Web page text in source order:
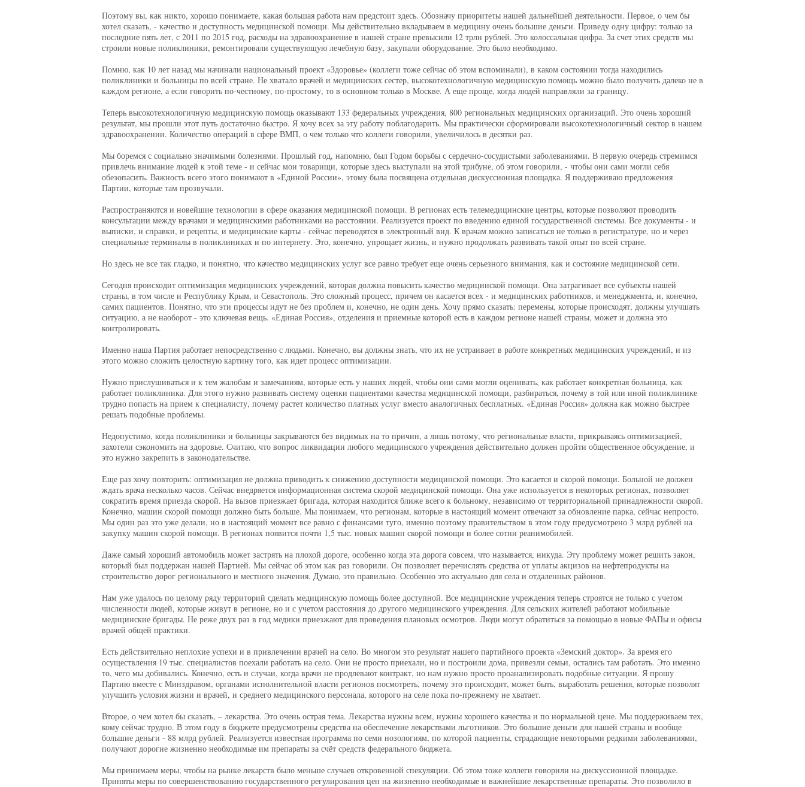
Поэтому вы, как никто, хорошо понимаете, какая большая работа нам предстоит здесь. Обозначу приоритеты нашей дальнейшей деятельности. Первое, о чем бы
хотел сказать, - качество и доступность медицинской помощи. Мы действительно вкладываем в медицину очень большие деньги. Приведу одну цифру: только за
последние пять лет, с 2011 по 2015 год, расходы на здравоохранение в нашей стране превысили 12 трлн рублей. Это колоссальная цифра. За счет этих средств мы
строили новые поликлиники, ремонтировали существующую лечебную базу, закупали оборудование. Это было необходимо.
Помню, как 10 лет назад мы начинали национальный проект «Здоровье» (коллеги тоже сейчас об этом вспоминали), в каком состоянии тогда находились
поликлиники и больницы по всей стране. Не хватало врачей и медицинских сестер, высокотехнологичную медицинскую помощь можно было получить далеко не в
каждом регионе, а если говорить по-честному, по-простому, то в основном только в Москве. А еще проще, когда людей направляли за границу.
Теперь высокотехнологичную медицинскую помощь оказывают 133 федеральных учреждения, 800 региональных медицинских организаций. Это очень хороший
результат, мы прошли этот путь достаточно быстро. Я хочу всех за эту работу поблагодарить. Мы практически сформировали высокотехнологичный сектор в нашем
здравоохранении. Количество операций в сфере ВМП, о чем только что коллеги говорили, увеличилось в десятки раз.
Мы боремся с социально значимыми болезнями. Прошлый год, напомню, был Годом борьбы с сердечно-сосудистыми заболеваниями. В первую очередь стремимся
привлечь внимание людей к этой теме - и сейчас мои товарищи, которые здесь выступали на этой трибуне, об этом говорили, - чтобы они сами могли себя
обезопасить. Важность всего этого понимают в «Единой России», этому была посвящена отдельная дискуссионная площадка. Я поддерживаю предложения
Партии, которые там прозвучали.
Распространяются и новейшие технологии в сфере оказания медицинской помощи. В регионах есть телемедицинские центры, которые позволяют проводить
консультации между врачами и медицинскими работниками на расстоянии. Реализуется проект по введению единой государственной системы. Все документы - и
выписки, и справки, и рецепты, и медицинские карты - сейчас переводятся в электронный вид. К врачам можно записаться не только в регистратуре, но и через
специальные терминалы в поликлиниках и по интернету. Это, конечно, упрощает жизнь, и нужно продолжать развивать такой опыт по всей стране.
Но здесь не все так гладко, и понятно, что качество медицинских услуг все равно требует еще очень серьезного внимания, как и состояние медицинской сети.
Сегодня происходит оптимизация медицинских учреждений, которая должна повысить качество медицинской помощи. Она затрагивает все субъекты нашей
страны, в том числе и Республику Крым, и Севастополь. Это сложный процесс, причем он касается всех - и медицинских работников, и менеджмента, и, конечно,
самих пациентов. Понятно, что эти процессы идут не без проблем и, конечно, не один день. Хочу прямо сказать: перемены, которые происходят, должны улучшать
ситуацию, а не наоборот - это ключевая вещь. «Единая Россия», отделения и приемные которой есть в каждом регионе нашей страны, может и должна это
контролировать.
Именно наша Партия работает непосредственно с людьми. Конечно, вы должны знать, что их не устраивает в работе конкретных медицинских учреждений, и из
этого можно сложить целостную картину того, как идет процесс оптимизации.
Нужно прислушиваться и к тем жалобам и замечаниям, которые есть у наших людей, чтобы они сами могли оценивать, как работает конкретная больница, как
работает поликлиника. Для этого нужно развивать систему оценки пациентами качества медицинской помощи, разбираться, почему в той или иной поликлинике
трудно попасть на прием к специалисту, почему растет количество платных услуг вместо аналогичных бесплатных. «Единая Россия» должна как можно быстрее
решать подобные проблемы.
Недопустимо, когда поликлиники и больницы закрываются без видимых на то причин, а лишь потому, что региональные власти, прикрываясь оптимизацией,
захотели сэкономить на здоровье. Считаю, что вопрос ликвидации любого медицинского учреждения действительно должен пройти общественное обсуждение, и
это нужно закрепить в законодательстве.
Еще раз хочу повторить: оптимизация не должна приводить к снижению доступности медицинской помощи. Это касается и скорой помощи. Больной не должен
ждать врача несколько часов. Сейчас внедряется информационная система скорой медицинской помощи. Она уже используется в некоторых регионах, позволяет
сократить время приезда скорой. На вызов приезжает бригада, которая находится ближе всего к больному, независимо от территориальной принадлежности скорой.
Конечно, машин скорой помощи должно быть больше. Мы понимаем, что регионам, которые в настоящий момент отвечают за обновление парка, сейчас непросто.
Мы один раз это уже делали, но в настоящий момент все равно с финансами туго, именно поэтому правительством в этом году предусмотрено 3 млрд рублей на
закупку машин скорой помощи. В регионах появится почти 1,5 тыс. новых машин скорой помощи и более сотни реанимобилей.
Даже самый хороший автомобиль может застрять на плохой дороге, особенно когда эта дорога совсем, что называется, никуда. Эту проблему может решить закон,
который был поддержан нашей Партией. Мы сейчас об этом как раз говорили. Он позволяет перечислять средства от уплаты акцизов на нефтепродукты на
строительство дорог регионального и местного значения. Думаю, это правильно. Особенно это актуально для села и отдаленных районов.
Нам уже удалось по целому ряду территорий сделать медицинскую помощь более доступной. Все медицинские учреждения теперь строятся не только с учетом
численности людей, которые живут в регионе, но и с учетом расстояния до другого медицинского учреждения. Для сельских жителей работают мобильные
медицинские бригады. Не реже двух раз в год медики приезжают для проведения плановых осмотров. Люди могут обратиться за помощью в новые ФАПы и офисы
врачей общей практики.
Есть действительно неплохие успехи и в привлечении врачей на село. Во многом это результат нашего партийного проекта «Земский доктор». За время его
осуществления 19 тыс. специалистов поехали работать на село. Они не просто приехали, но и построили дома, привезли семьи, остались там работать. Это именно
то, чего мы добивались. Конечно, есть и случаи, когда врачи не продлевают контракт, но нам нужно просто проанализировать подобные ситуации. Я прошу
Партию вместе с Минздравом, органами исполнительной власти регионов посмотреть, почему это происходит, может быть, выработать решения, которые позволят
улучшить условия жизни и врачей, и среднего медицинского персонала, которого на селе пока по-прежнему не хватает.
Второе, о чем хотел бы сказать, – лекарства. Это очень острая тема. Лекарства нужны всем, нужны хорошего качества и по нормальной цене. Мы поддерживаем тех,
кому сейчас трудно. В этом году в бюджете предусмотрены средства на обеспечение лекарствами льготников. Это большие деньги для нашей страны и вообще
большие деньги - 88 млрд рублей. Реализуется известная программа по семи нозологиям, по которой пациенты, страдающие некоторыми редкими заболеваниями,
получают дорогие жизненно необходимые им препараты за счёт средств федерального бюджета.
Мы принимаем меры, чтобы на рынке лекарств было меньше случаев откровенной спекуляции. Об этом тоже коллеги говорили на дискуссионной площадке.
Приняты меры по совершенствованию государственного регулирования цен на жизненно необходимые и важнейшие лекарственные препараты. Это позволило в